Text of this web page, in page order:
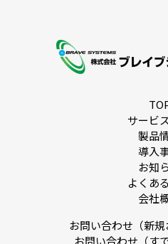
サービ
製品
導入
お知
よくあ
会社
お問い合わせ（新規
お問い合わせ（す